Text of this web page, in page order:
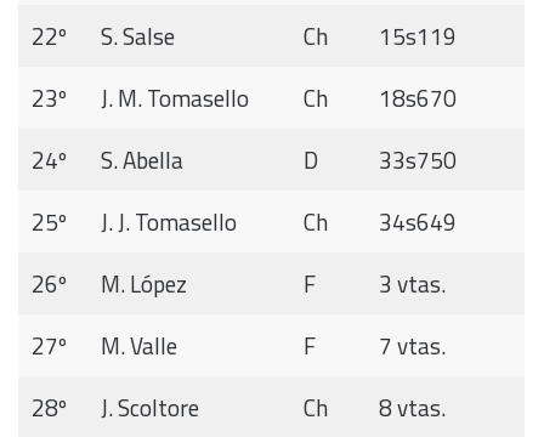
22º S. Salse Ch
15s119
23º
J. M. Tomasello Ch
18s670
24º
S. Abella D
33s750
25º
J. J. Tomasello Ch
34s649
26º
M. López F
3 vtas.
27º
M. Valle F
7 vtas.
28º
J. Scoltore Ch
8 vtas.